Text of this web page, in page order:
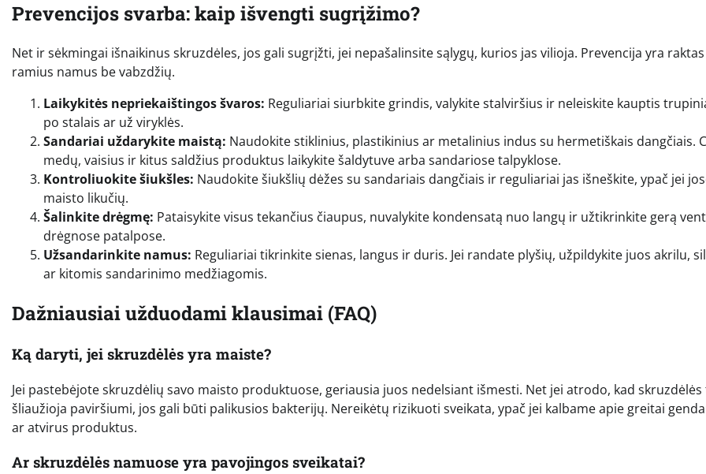
Prevencijos svarba: kaip išvengti sugrįžimo?
Net ir sėkmingai išnaikinus skruzdėles, jos gali sugrįžti, jei nepašalinsite sąlygų, kurios jas vilioja. Prevencija yra
ramius namus be vabzdžių.
Laikykitės nepriekaištingos švaros: Reguliariai siurbkite grindis, valykite stalviršius ir neleiskite kauptis
po stalais ar už viryklės.
Sandariai uždarykite maistą: Naudokite stiklinius, plastikinius ar metalinius indus su hermetiškais dangčiais.
medų, vaisius ir kitus saldžius produktus laikykite šaldytuve arba sandariose talpyklose.
Kontroliuokite šiukšles: Naudokite šiukšlių dėžes su sandariais dangčiais ir reguliariai jas išneškite, ypač jei
maisto likučių.
Šalinkite drėgmę: Pataisykite visus tekančius čiaupus, nuvalykite kondensatą nuo langų ir užtikrinkite gerą
drėgnose patalpose.
Užsandarinkite namus: Reguliariai tikrinkite sienas, langus ir duris. Jei randate plyšių, užpildykite juos akrilu,
ar kitomis sandarinimo medžiagomis.
Dažniausiai užduodami klausimai (FAQ)
Ką daryti, jei skruzdėlės yra maiste?
Jei pastebėjote skruzdėlių savo maisto produktuose, geriausia juos nedelsiant išmesti. Net jei atrodo, kad skruzdėlės
šliaužioja paviršiumi, jos gali būti palikusios bakterijų. Nereikėtų rizikuoti sveikata, ypač jei kalbame apie greitai
ar atvirus produktus.
Ar skruzdėlės namuose yra pavojingos sveikatai?